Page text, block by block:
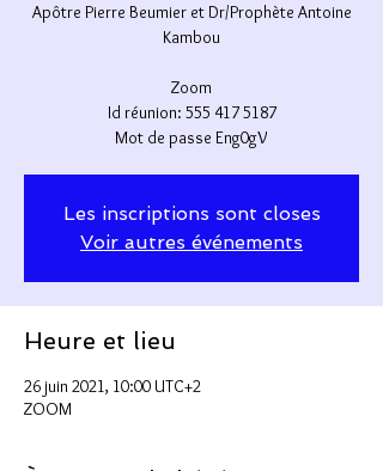
Apôtre Pierre Beumier et Dr/Prophète Antoine
Kambou
Zoom
Id réunion: 555 417 5187
Mot de passe Eng0gV
Les inscriptions sont closes
Voir autres événements
Heure et lieu
26 juin 2021, 10:00 UTC+2
ZOOM